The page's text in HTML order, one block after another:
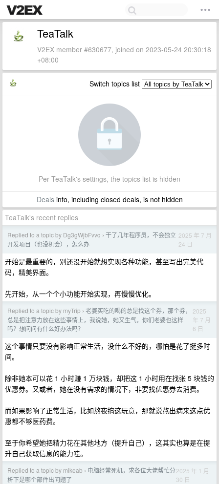
TeaTalk
V2EX member #630677, joined on 2023-05-24 20:30:18
+08:00
Switch topics list
Per TeaTalk's settings, the topics list is hidden
Dealsinfo, including closed deals, is not hidden
TeaTalk's recent replies
Replied to a topic by Dg3gWjbFvvq › 干了几年程序员，不会独立
开发项目（也没机会），怎么办
2025 年 7 月
24 日
开始是最重要的，别还没开始就想实现各种功能，甚至写出完美代
码，精美界面。
先开始，从一个个小功能开始实现，再慢慢优化。
Replied to a topic by myTrip › 老婆买吃的喝的总是找这个券，那个券，
总是把注意力放在这些事情上，我说她，她又生气，你们老婆也这样
吗？想问问有什么好办法吗？
2025
年 7 月
6 日
这个事情只要没有影响正常生活，没什么不好的，哪怕是花了挺多时
间。
除非她本可以花 1 小时赚 1 万块钱，却把这 1 小时用在找张 5 块钱的
优惠券。又或者，她在没有需求的情况下，非要找优惠券去消费。
而如果影响了正常生活，比如熬夜搞这玩意，那就说熬出病来这点优
惠都不够医药费。
至于你希望她把精力花在其他地方（提升自己），这其实也算是在提
升自己获取信息的能力哇。
Replied to a topic by mikeab › 电脑经常死机，求各位大佬帮忙分
析下是哪个部件出问题了
2025 年 1 月
30 日